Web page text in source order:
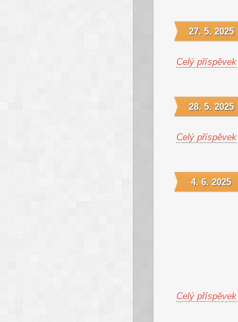
27. 5. 2025
Celý příspěvek
28. 5. 2025
Celý příspěvek
4. 6. 2025
Celý příspěvek